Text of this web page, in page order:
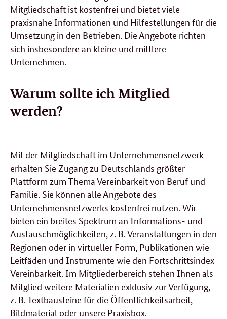
Mitgliedschaft ist kostenfrei und bietet viele
praxisnahe Informationen und Hilfestellungen für die
Umsetzung in den Betrieben. Die Angebote richten
sich insbesondere an kleine und mittlere
Unternehmen.
Warum sollte ich Mitglied
werden?
Mit der Mitgliedschaft im Unternehmensnetzwerk
erhalten Sie Zugang zu Deutschlands größter
Plattform zum Thema Vereinbarkeit von Beruf und
Familie. Sie können alle Angebote des
Unternehmensnetzwerks kostenfrei nutzen. Wir
bieten ein breites Spektrum an Informations- und
Austauschmöglichkeiten, z. B. Veranstaltungen in den
Regionen oder in virtueller Form, Publikationen wie
Leitfäden und Instrumente wie den Fortschrittsindex
Vereinbarkeit. Im Mitgliederbereich stehen Ihnen als
Mitglied weitere Materialien exklusiv zur Verfügung,
z. B. Textbausteine für die Öffentlichkeitsarbeit,
Bildmaterial oder unsere Praxisbox.